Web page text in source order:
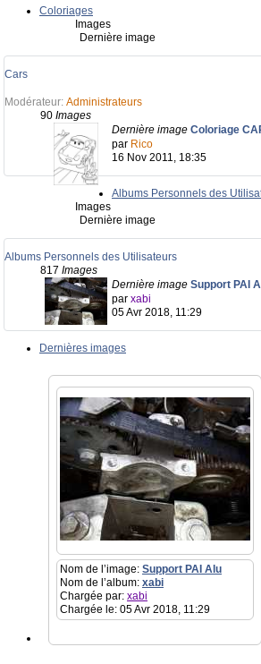
Coloriages
Images
Dernière image
Cars
Modérateur: Administrateurs
90 Images
Dernière image Coloriage
par Rico
16 Nov 2011, 18:35
Albums Personnels des
Images
Dernière image
Albums Personnels des Utilisateurs
817 Images
Dernière image Support PAI
par xabi
05 Avr 2018, 11:29
Dernières images
Nom de l’image: Support PAI Alu
Nom de l’album: xabi
Chargée par: xabi
Chargée le: 05 Avr 2018, 11:29